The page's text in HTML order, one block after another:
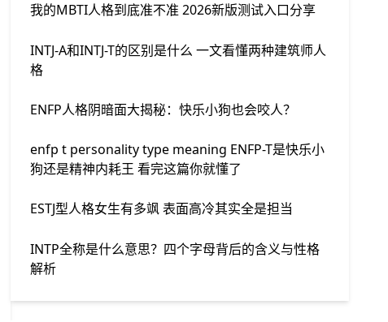
我的MBTI人格到底准不准 2026新版测试入口分享
INTJ-A和INTJ-T的区别是什么 一文看懂两种建筑师人
格
ENFP人格阴暗面大揭秘：快乐小狗也会咬人？
enfp t personality type meaning ENFP-T是快乐小
狗还是精神内耗王 看完这篇你就懂了
ESTJ型人格女生有多飒 表面高冷其实全是担当
INTP全称是什么意思？四个字母背后的含义与性格
解析